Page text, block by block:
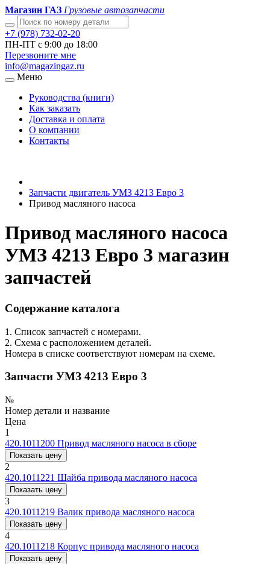
Магазин ГАЗ Грузовые автозапчасти
+7 (978) 732-02-20
ПН-ПТ с 9:00 до 18:00
Перезвоните мне
info@magazingaz.ru
Меню
Руководства (книги)
Как заказать
Доставка и оплата
О компании
Контакты
Запчасти двигатель УМЗ 4213 Евро 3
Привод масляного насоса
Привод масляного насоса
УМЗ 4213 Евро 3 магазин
запчастей
Содержание каталога
1. Список запчастей с номерами.
2. Схема с расположением деталей.
Номера в списке соответствуют номерам на схеме.
Запчасти УМЗ 4213 Евро 3
№
Номер детали и название
Цена
1
420.1011200 Привод масляного насоса в сборе
Показать цену
2
420.1011221 Шайба привода масляного насоса
Показать цену
3
420.1011219 Валик привода масляного насоса
Показать цену
4
420.1011218 Корпус привода масляного насоса
Показать цену